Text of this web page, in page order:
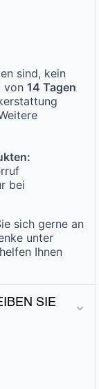
sind, kein
von 14 Tagen
bei
sich gerne an
unter
Ihnen
SIE